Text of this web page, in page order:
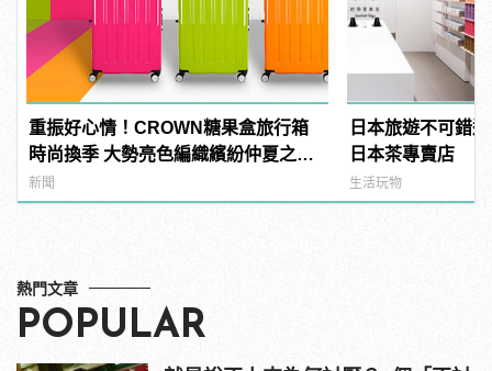
重振好心情！CROWN糖果盒旅行箱
時尚換季 大勢亮色編織繽紛仲夏之
夢！
新聞
日本旅遊不可錯
日本茶專賣店
生活玩物
熱門文章
POPULAR